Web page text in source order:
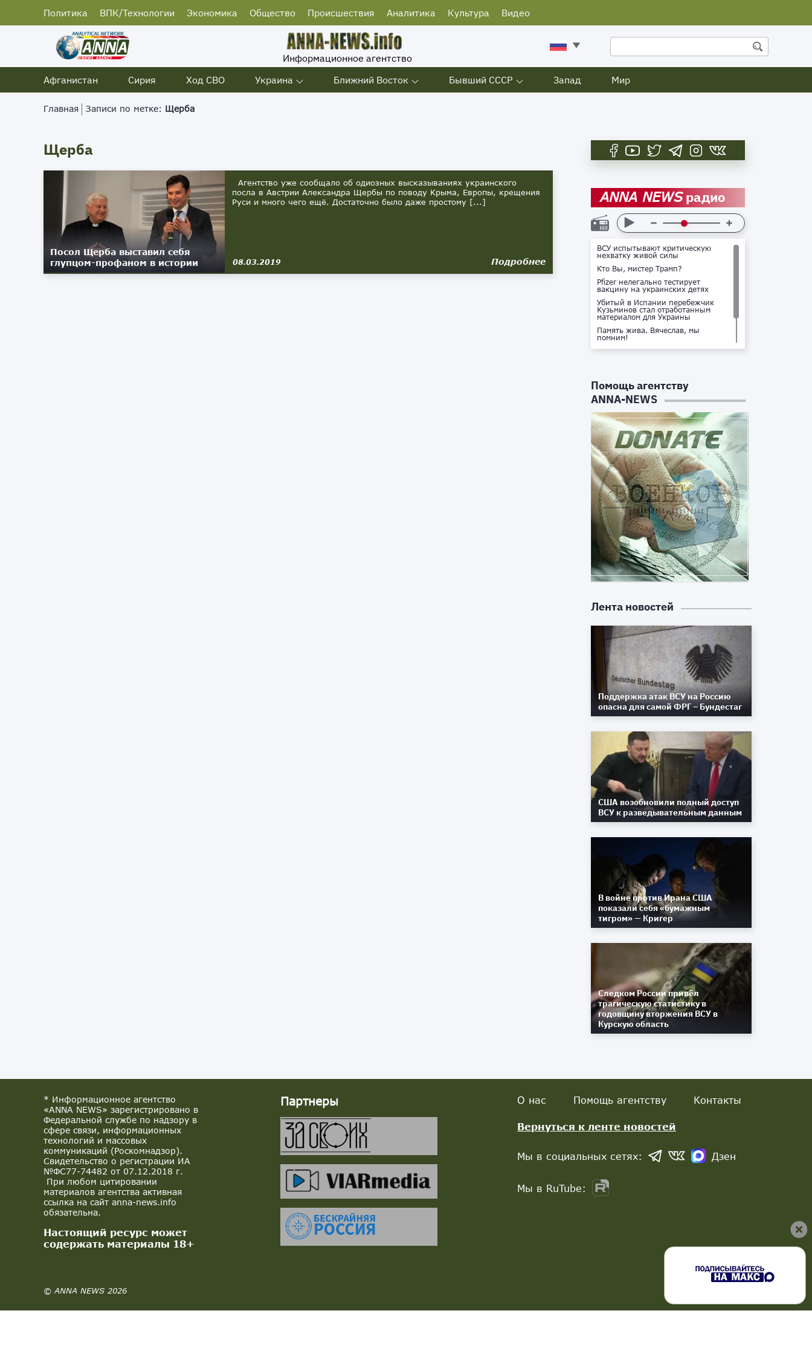
Политика ВПК/Технологии Экономика Общество Происшествия Аналитика Культура Видео
Информационное агентство
Афганистан
Сирия Ход СВО Украина Ближний Восток Бывший СССР Запад Мир
Главная Записи по метке: Щерба
Щерба
Посол Щерба выставил себя
глупцом-профаном в истории
Агентство уже сообщало об одиозных высказываниях украинского
посла в Австрии Александра Щербы по поводу Крыма, Европы, крещения
Руси и много чего ещё. Достаточно было даже простому [...]
08.03.2019 Подробнее
ANNA NEWSрадио
ВСУ испытывают критическую
нехватку живой силы
Кто Вы, мистер Трамп?
Pfizer нелегально тестирует
вакцину на украинских детях
Убитый в Испании перебежчик
Кузьминов стал отработанным
материалом для Украины
Память жива. Вячеслав, мы
помним!
Не доставайся ты никому!
Помощь агентству
ANNA-NEWS
Лента новостей
Поддержка атак ВСУ на Россию
опасна для самой ФРГ – Бундестаг
США возобновили полный доступ
ВСУ к разведывательным данным
В войне против Ирана США
показали себя «бумажным
тигром» — Кригер
Следком России привёл
трагическую статистику в
годовщину вторжения ВСУ в
Курскую область
* Информационное агентство
«ANNA NEWS» зарегистрировано в
Федеральной службе по надзору в
сфере связи, информационных
технологий и массовых
коммуникаций (Роскомнадзор).
Свидетельство о регистрации ИА
№ФС77-74482 от 07.12.2018 г.
При любом цитировании
материалов агентства активная
ссылка на сайт anna-news.info
обязательна.
Настоящий ресурс может
содержать материалы 18+
© ANNA NEWS 2026
Партнеры О нас Помощь агентству Контакты
Вернуться к ленте новостей
Мы в социальных сетях: Дзен
Мы в RuTube: